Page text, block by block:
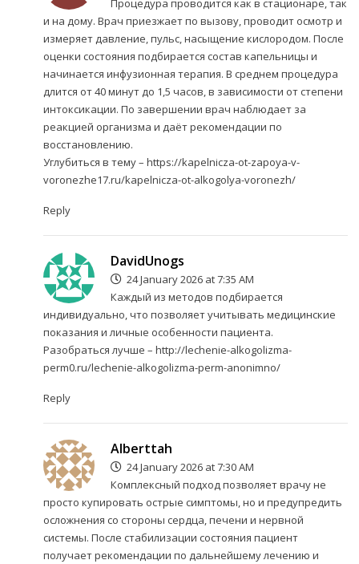
Процедура проводится как в стационаре, так
и на дому. Врач приезжает по вызову, проводит осмотр и
измеряет давление, пульс, насыщение кислородом. После
оценки состояния подбирается состав капельницы и
начинается инфузионная терапия. В среднем процедура
длится от 40 минут до 1,5 часов, в зависимости от степени
интоксикации. По завершении врач наблюдает за
реакцией организма и даёт рекомендации по
восстановлению.
Углубиться в тему – https://kapelnicza-ot-zapoya-v-
voronezhe17.ru/kapelnicza-ot-alkogolya-voronezh/
Reply
DavidUnogs
24 January 2026 at 7:35 AM
Каждый из методов подбирается
индивидуально, что позволяет учитывать медицинские
показания и личные особенности пациента.
Разобраться лучше – http://lechenie-alkogolizma-
perm0.ru/lechenie-alkogolizma-perm-anonimno/
Reply
Alberttah
24 January 2026 at 7:30 AM
Комплексный подход позволяет врачу не
просто купировать острые симптомы, но и предупредить
осложнения со стороны сердца, печени и нервной
системы. После стабилизации состояния пациент
получает рекомендации по дальнейшему лечению и